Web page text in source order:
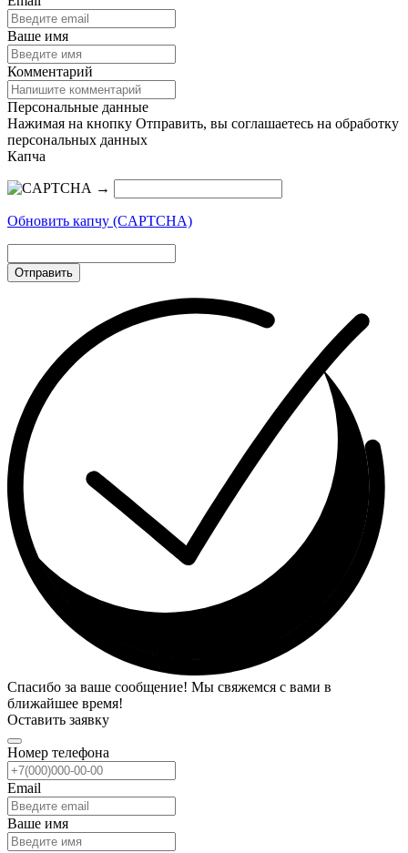
Ваше имя
Комментарий
Персональные данные
Нажимая на кнопку Отправить, вы соглашаетесь на обработку
персональных данных
Капча
→
Обновить капчу (CAPTCHA)
Отправить
Спасибо за ваше сообщение! Мы свяжемся с вами в
ближайшее время!
Оставить заявку
Номер телефона
Email
Ваше имя